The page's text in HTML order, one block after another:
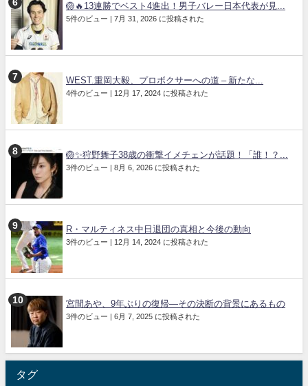
🏐🔥13連勝でベスト4進出！男子バレー日本代表が見...
5件のビュー | 7月 31, 2026 に投稿された
WEST.重岡大毅、プロボクサーへの道 – 新たな...
4件のビュー | 12月 17, 2024 に投稿された
🏐✨狩野舞子38歳の衝撃イメチェンが話題！「誰！？...
3件のビュー | 8月 6, 2026 に投稿された
R・マルティネス中日退団の真相と今後の動向
3件のビュー | 12月 14, 2024 に投稿された
宮間あや、9年ぶりの復帰—その決断の背景にあるもの
3件のビュー | 6月 7, 2025 に投稿された
タグ